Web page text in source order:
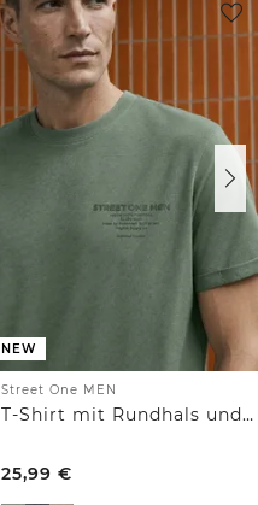
NEW
Street One MEN
T-Shirt mit Rundhals und Chestprint
25,99 €